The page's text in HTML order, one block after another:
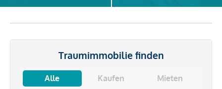
Traumimmobilie finden
Alle Kaufen Mieten